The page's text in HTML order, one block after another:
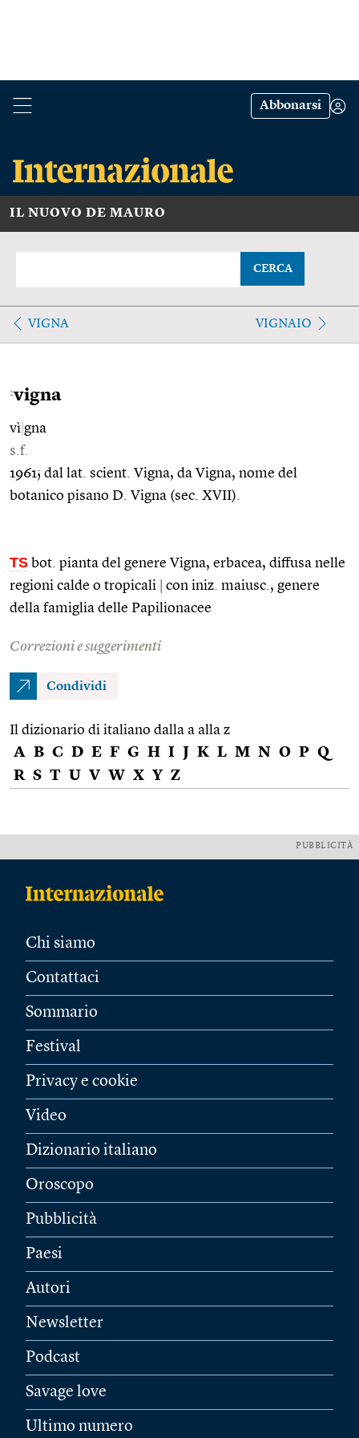
Abbonarsi
IL NUOVO DE MAURO
CERCA
VIGNA VIGNAIO
2vigna
vì gna
s.f.
1961; dal lat. scient. Vigna, da Vigna, nome del
botanico pisano D. Vigna (sec. XVII).
TS bot. pianta del genere Vigna, erbacea, diffusa nelle
regioni calde o tropicali
con iniz. maiusc., genere
della famiglia delle Papilionacee
Correzioni e suggerimenti
Condividi
Il dizionario di italiano dalla a alla z
A B C D E F G H I J K L M N O P Q
R S T U V W X Y Z
PUBBLICITÀ
Chi siamo
Contattaci
Sommario
Festival
Privacy e cookie
Video
Dizionario italiano
Oroscopo
Pubblicità
Paesi
Autori
Newsletter
Podcast
Savage love
Ultimo numero